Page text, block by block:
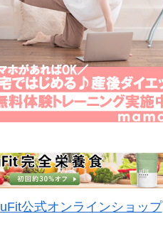
uFit公式オンラインショップ